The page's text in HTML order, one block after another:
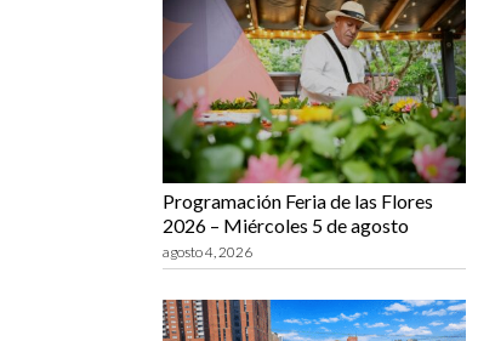
Programación Feria de las Flores
2026 – Miércoles 5 de agosto
agosto 4, 2026